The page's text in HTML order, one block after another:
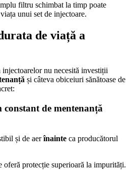
filtru schimbat la timp poate
unui set de injectoare.
de viață a
nu necesită investiții
și câteva obiceiuri sănătoase de
de mentenanță
și de aerînainte ca producătorul
oferă protecție superioară la impurități.